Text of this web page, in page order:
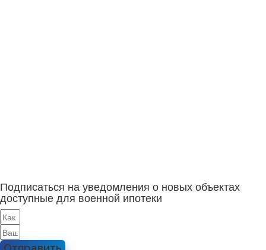
Подписаться на уведомления о новых объектах
доступные для военной ипотеки